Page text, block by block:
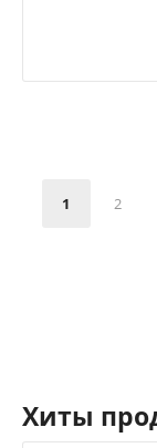
1 2
Хиты